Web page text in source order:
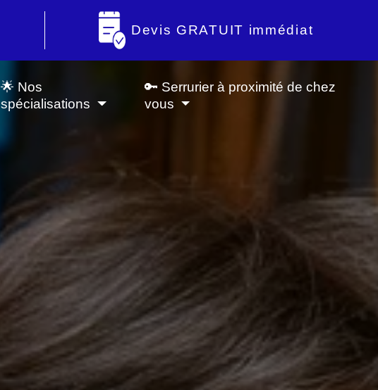
Devis GRATUIT immédiat
🌟 Nos
spécialisations
🔑 Serrurier à proximité de chez
vous